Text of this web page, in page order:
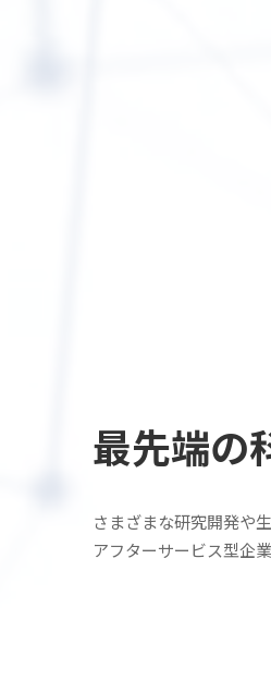
最先端の
さまざまな研究開発や
アフターサービス型企